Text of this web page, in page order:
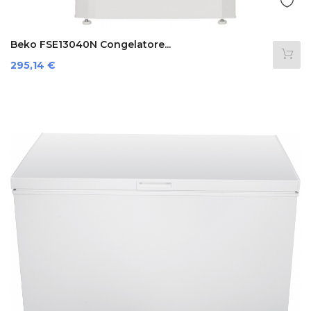
Beko FSE13040N Congelatore...
Prezzo
295,14 €